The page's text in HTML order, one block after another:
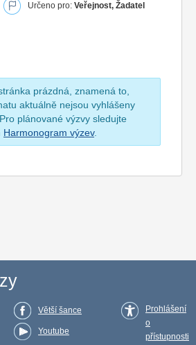
Určeno pro: Veřejnost, Žadatel
prázdná, znamená to,
aktuálně nejsou vyhlášeny
plánované výzvy sledujte
Harmonogram výzev.
Větší šance
Youtube
Prohlášení
o
přístupnosti